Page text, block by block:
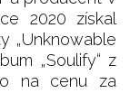
2020 získal
„Unknowable
„Soulify“ z
na cenu za